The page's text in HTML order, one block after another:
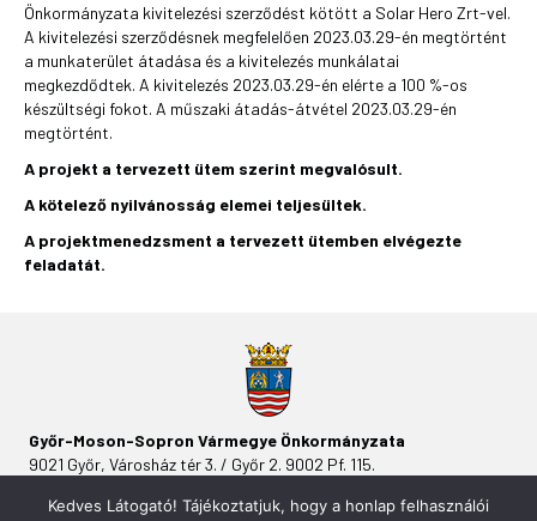
Önkormányzata kivitelezési szerződést kötött a Solar Hero Zrt-vel.
A kivitelezési szerződésnek megfelelően 2023.03.29-én megtörtént
a munkaterület átadása és a kivitelezés munkálatai
megkezdődtek. A kivitelezés 2023.03.29-én elérte a 100 %-os
készültségi fokot. A műszaki átadás-átvétel 2023.03.29-én
megtörtént.
A projekt a tervezett ütem szerint megvalósult.
A kötelező nyilvánosság elemei teljesültek.
A projektmenedzsment a tervezett ütemben elvégezte
feladatát.
Győr-Moson-Sopron Vármegye Önkormányzata
9021 Győr, Városház tér 3. / Győr 2. 9002 Pf. 115.
Kedves Látogató! Tájékoztatjuk, hogy a honlap felhasználói